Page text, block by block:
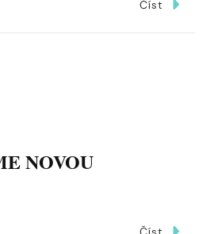
Číst
NOVOU